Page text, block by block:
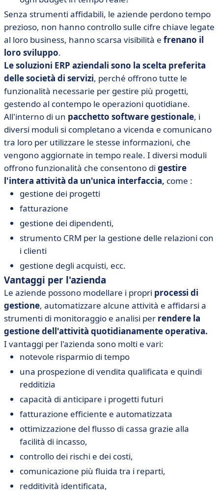
Senza strumenti affidabili, le aziende perdono tempo
prezioso, non hanno controllo sulle cifre chiave legate
al loro business, hanno scarsa visibilità e frenano il
loro sviluppo.
Le soluzioni ERP aziendali sono la scelta preferita
delle società di servizi, perché offrono tutte le
funzionalità necessarie per gestire più progetti,
gestendo al contempo le operazioni quotidiane.
All'interno di un pacchetto software gestionale, i
diversi moduli si completano a vicenda e comunicano
tra loro per utilizzare le stesse informazioni, che
vengono aggiornate in tempo reale. I diversi moduli
offrono funzionalità che consentono di gestire
l'intera attività da un'unica interfaccia, come :
gestione dei progetti
fatturazione
gestione dei dipendenti,
strumento CRM per la gestione delle relazioni con
i clienti
gestione degli acquisti, ecc.
Vantaggi per l'azienda
Le aziende possono modellare i propri processi di
gestione, automatizzare alcune attività e affidarsi a
strumenti di monitoraggio e analisi per rendere la
gestione dell'attività quotidianamente operativa.
I vantaggi per l'azienda sono molti e vari:
notevole risparmio di tempo
una prospezione di vendita qualificata e quindi
redditizia
capacità di anticipare i progetti futuri
fatturazione efficiente e automatizzata
ottimizzazione del flusso di cassa grazie alla
facilità di incasso,
controllo dei rischi e dei costi,
comunicazione più fluida tra i reparti,
redditività identificata,